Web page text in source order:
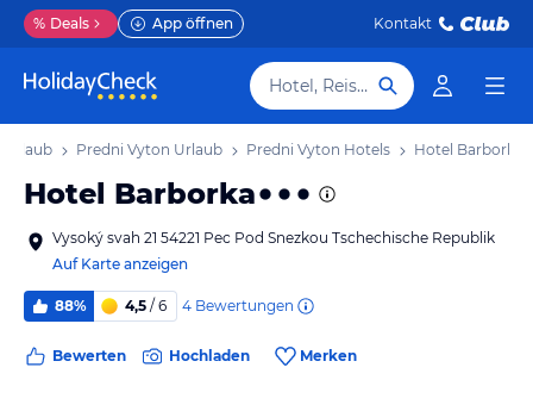
% Deals App öffnen Kontakt
Hotel, Reiseziel
Urlaub Predni Vyton Urlaub Predni Vyton Hotels Hotel Barborka
Hotel Barborka
Vysoký svah 21 54221 Pec Pod Snezkou Tschechische Republik
Auf Karte anzeigen
88% 4,5 / 6 4 Bewertungen
Bewerten Hochladen Merken